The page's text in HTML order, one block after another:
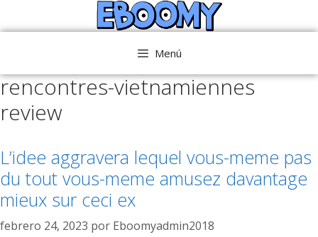
al
Menú
rencontres-vietnamiennes
review
L’idee aggravera lequel vous-meme pas
du tout vous-meme amusez davantage
mieux sur ceci ex
febrero 24, 2023 por Eboomyadmin2018